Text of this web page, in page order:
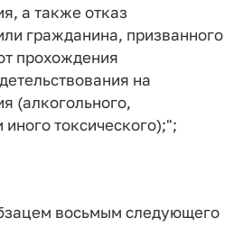
а также отказ
гражданина, призванного
прохождения
на
(алкогольного,
иного токсического);";
восьмым следующего